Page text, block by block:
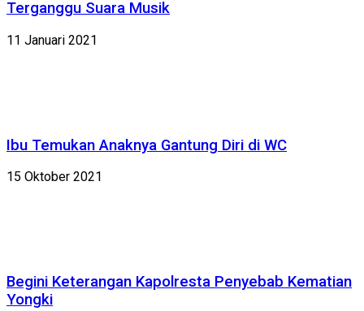
Terganggu Suara Musik
11 Januari 2021
Ibu Temukan Anaknya Gantung Diri di WC
15 Oktober 2021
Begini Keterangan Kapolresta Penyebab Kematian
Yongki